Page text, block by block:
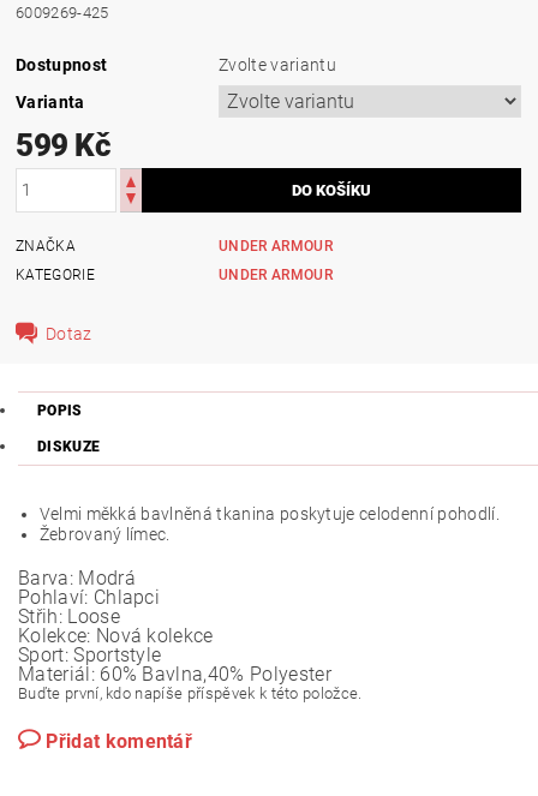
6009269-425
Dostupnost
Zvolte variantu
Varianta
599 Kč
ZNAČKA
UNDER ARMOUR
KATEGORIE
UNDER ARMOUR
Dotaz
POPIS
DISKUZE
Velmi měkká bavlněná tkanina poskytuje celodenní pohodlí.
Žebrovaný límec.
Barva: Modrá
Pohlaví: Chlapci
Střih: Loose
Kolekce: Nová kolekce
Sport: Sportstyle
Materiál: 60% Bavlna,40% Polyester
Buďte první, kdo napíše příspěvek k této položce.
Přidat komentář